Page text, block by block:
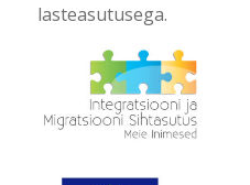
lasteasutusega.